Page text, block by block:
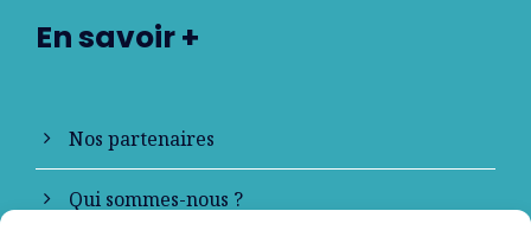
En savoir +
Nos partenaires
Qui sommes-nous ?